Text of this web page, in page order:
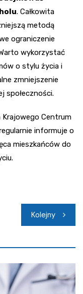
. Całkowita
metodą
ograniczenie
wykorzystać
o stylu życia i
zmniejszenie
społeczności.
Centrum
informuje o
mieszkańców do
Kolejny